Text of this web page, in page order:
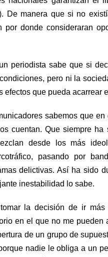
De manera que si no
donde consideraran
periodista sabe que si
pero ni la
que pueda acarrear
sabemos que
cuentan. Que siempre
desde los más
pasando por
delictivas. Así ha sido
inestabilidad lo sabe.
la decisión de ir
en el que no me
de un grupo de
nadie le obliga a un